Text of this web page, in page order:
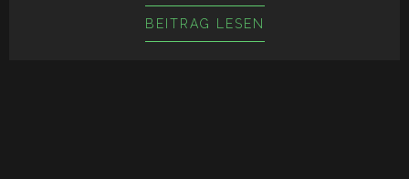
BEITRAG LESEN